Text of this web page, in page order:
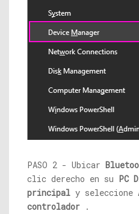
PASO 2 - Ubicar
clic derecho en su PC
principal y seleccione
controlador .